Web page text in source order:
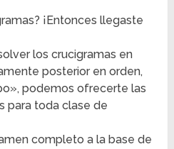
¡Entonces llegaste
los crucigramas en
posterior en orden,
podemos ofrecerte las
para toda clase de
completo a la base de